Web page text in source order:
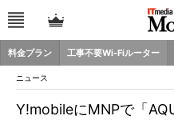
料金プラン 工事不要Wi-Fiルーター
ニュース
Y!mobileにMNPで「